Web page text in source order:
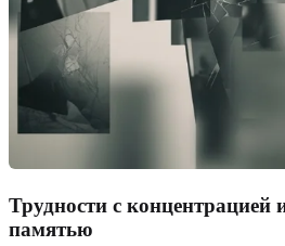
Трудности с концентрацией
памятью